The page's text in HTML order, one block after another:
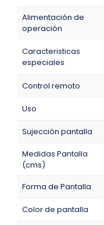
Alimentación de
operación
Caracteristicas
especiales
Control remoto
Uso
Sujección pantalla
Medidas Pantalla
(cms)
Forma de Pantalla
Color de pantalla